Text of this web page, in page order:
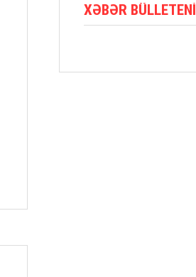
XƏBƏR BÜLLETENI